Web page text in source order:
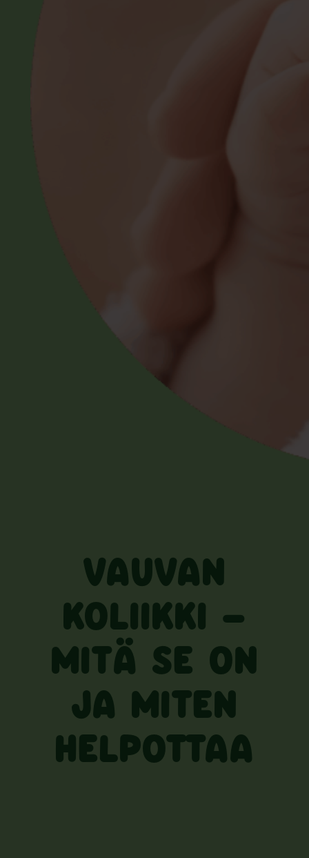
VAUVAN
KOLIIKKI –
MITÄ SE ON
JA MITEN
HELPOTTAA